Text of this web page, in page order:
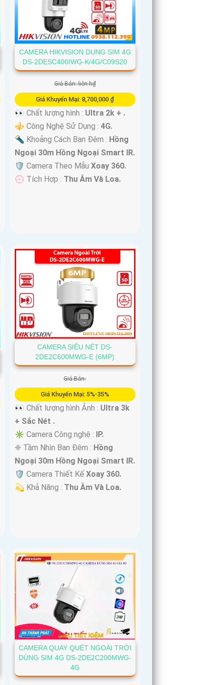
CAMERA HIKVISION DUNG SIM 4G
DS-2DESC400IWG-K/4G/C09S20
Giá Bán: liên h₫
Giá Khuyến Mại: 8,700,000 ₫
️
👀 Chất lượng hình : Ultra 2k + .
⚜️ Công Nghệ Sử Dụng :4G.
🔦 Khoảng Cách Ban Đêm : Hồng
Ngoại 30m Hồng Ngoại Smart IR.
🛡 Camera Theo MẫuXoay 360.
️💮 Tích Hợp : Thu Âm Và Loa.
CAMERA SIÊU NÉT DS-
2DE2C600MWG-E (6MP)
Giá Bán:
Giá Khuyến Mại: 5%-35%
️
👀 Chất lượng hình Ảnh : Ultra 3k
+ Sắc Nét .
✳️ Camera Công nghệ : IP.
❈ Tầm Nhìn Ban Đêm : Hồng
Ngoại 30m Hồng Ngoại Smart IR.
🛡 Camera Thiết KếXoay 360.
️💫 Khả Năng : Thu Âm Và Loa.
CAMERA QUAY QUÉT NGOÀI TRỜI
DÙNG SIM 4G DS-2DE2C200MWG-
4G